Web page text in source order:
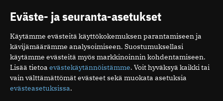
00510 Helsinki
puh. (09) 393 091
toimitus@potilaanlaakarilehti.fi
ISSN 2323-9476
Eväste- ja seuranta-asetukset
Käytämme evästeitä käyttökokemuksen parantamiseen ja
kävijämäärämme analysoimiseen. Suostumuksellasi
käytämme evästeitä myös markkinoinnin kohdentamiseen.
Lisää tietoa evästekäytännöistämme. Voit hyväksyä kaikki tai
vain välttämättömät evästeet sekä muokata asetuksia
evästeasetuksissa.